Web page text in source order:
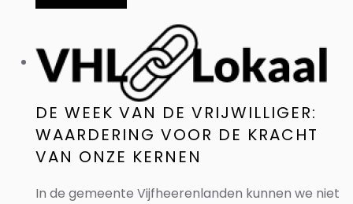
DE WEEK VAN DE VRIJWILLIGER:
WAARDERING VOOR DE KRACHT
VAN ONZE KERNEN
In de gemeente Vijfheerenlanden kunnen we niet